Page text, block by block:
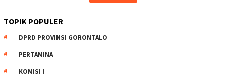
TOPIK POPULER
DPRD PROVINSI GORONTALO
PERTAMINA
KOMISI I